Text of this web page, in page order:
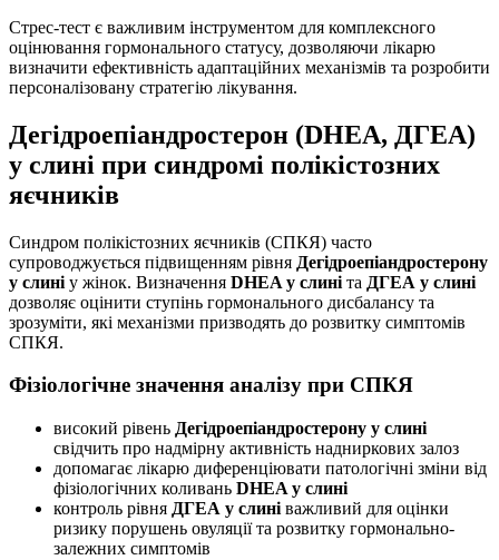
Стрес-тест є важливим інструментом для комплексного
оцінювання гормонального статусу, дозволяючи лікарю
визначити ефективність адаптаційних механізмів та розробити
персоналізовану стратегію лікування.
Дегідроепіандростерон (DHEA, ДГЕА)
у слині при синдромі полікістозних
яєчників
Синдром полікістозних яєчників (СПКЯ) часто
супроводжується підвищенням рівня Дегідроепіандростерону
у слині у жінок. Визначення DHEA у слині та ДГЕА у слині
дозволяє оцінити ступінь гормонального дисбалансу та
зрозуміти, які механізми призводять до розвитку симптомів
СПКЯ.
Фізіологічне значення аналізу при СПКЯ
високий рівень Дегідроепіандростерону у слині
свідчить про надмірну активність надниркових залоз
допомагає лікарю диференціювати патологічні зміни від
фізіологічних коливань DHEA у слині
контроль рівня ДГЕА у слині важливий для оцінки
ризику порушень овуляції та розвитку гормонально-
залежних симптомів